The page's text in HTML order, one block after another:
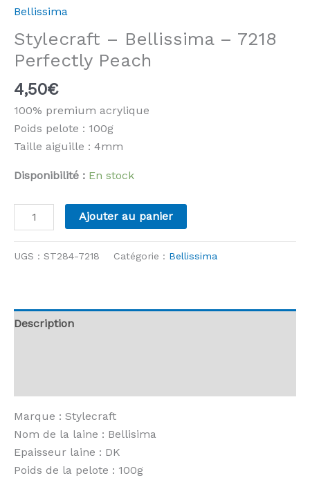
Bellissima
Stylecraft – Bellissima – 7218
Perfectly Peach
4,50€
100% premium acrylique
Poids pelote : 100g
Taille aiguille : 4mm
Disponibilité : En stock
quantité
de
7218
Ajouter au panier
UGS : ST284-7218 Catégorie : Bellissima
Description
Marque : Stylecraft
Nom de la laine : Bellisima
Epaisseur laine : DK
Poids de la pelote : 100g